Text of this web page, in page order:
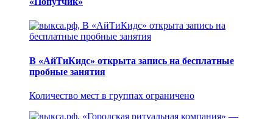
В «АйТиКидс» открыта запись на бесплатные
пробные занятия
Количество мест в группах ограничено